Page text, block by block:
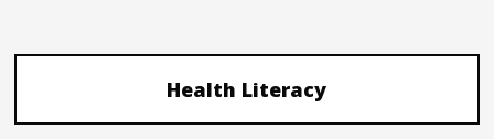
Health Literacy